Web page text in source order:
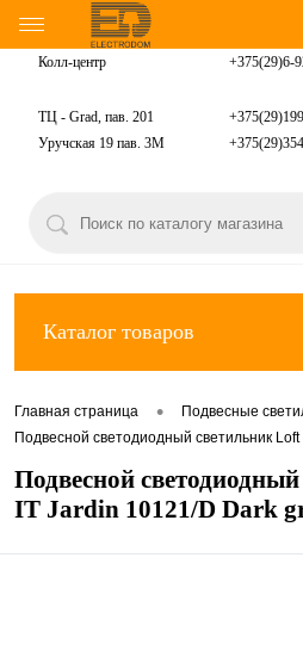
Колл-центр +375(29)6-
ТЦ - Grad, пав. 201
Уручская 19 пав. 3М
Каталог товаров
Главная страница • Подвесные
Подвесной светодиодный светильник
Подвесной
IT Jardin 10121/D Dark